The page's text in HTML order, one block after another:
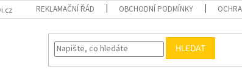
REKLAMAČNÍ ŘÁD OBCHODNÍ PODMÍNKY
HLEDAT